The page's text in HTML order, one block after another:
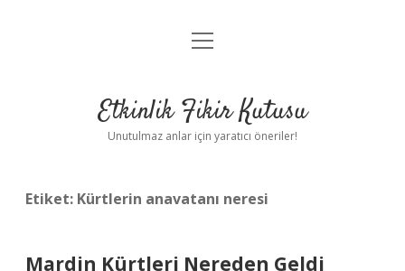
Anasayfa
Yasal Uyarı
menüyü
Etkinlik Fikir Kutusu
Unutulmaz anlar için yaratıcı öneriler!
Etiket: Kürtlerin anavatanı neresi
Mardin Kürtleri Nereden Geldi